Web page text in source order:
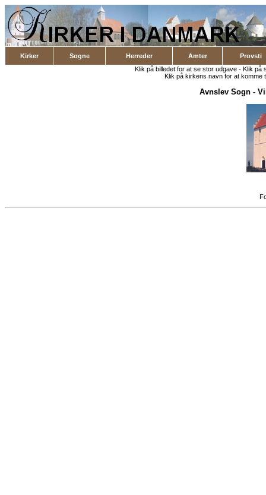
Kirker Sogne Herreder Amter
Provsti
Klik på billedet for at se stor udgave - Klik på
Klik på kirkens navn for at komme
Avnslev Sogn -